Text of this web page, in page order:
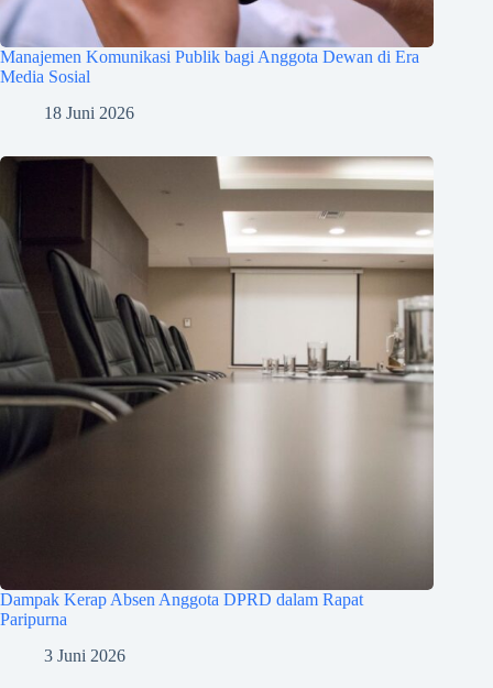
Manajemen Komunikasi Publik bagi Anggota Dewan di Era
Media Sosial
18 Juni 2026
Dampak Kerap Absen Anggota DPRD dalam Rapat
Paripurna
3 Juni 2026